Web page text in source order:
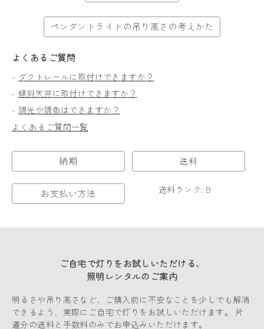
ペンダントライトの吊り高さの考えかた
よくあるご質問
- ダクトレールに取付けできますか？
- 傾斜天井に取付けできますか？
- 調光や調色はできますか？
よくあるご質問一覧
納期 送料
お支払い方法 送料ランク: B
ご自宅で灯りをお試しいただける、
照明レンタルのご案内
明るさや吊り高さなど、ご購入前に不安なことを少しでも解消
できるよう、実際にご自宅で灯りをお試しいただけます。 片
道分の送料と手数料のみでお申込みいただけます。